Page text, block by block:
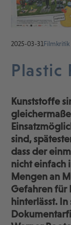
2025-03-31Filmkritik
Plastic
Kunststoffe
sind,
dass der
nicht einfach
Mengen an
Gefahren für
hinterlässt.